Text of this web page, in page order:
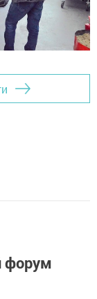
форум